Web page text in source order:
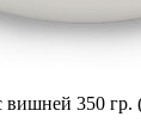
350 гр.